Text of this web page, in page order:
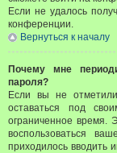
Если не удалось
конференции.
Вернуться к началу
Почему мне
пароля?
Если вы не
оставаться под
ограниченное время.
воспользоваться
приходилось вводить